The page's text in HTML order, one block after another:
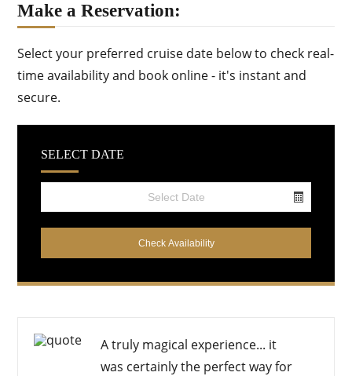
Make a Reservation:
Select your preferred cruise date below to check real-
time availability and book online - it's instant and
secure.
SELECT DATE
Atruly magical experience... it
was certainly the perfect way for